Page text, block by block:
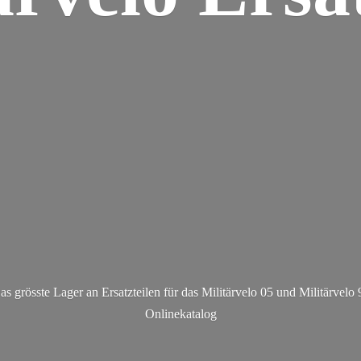
grösste Lager an Ersatzteilen für das Militärvelo 05 und Militärvelo
Onlinekatalog